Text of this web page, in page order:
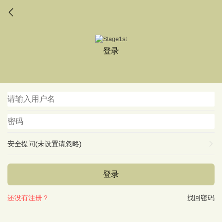
登录
安全提问(未设置请忽略)
登录
找回密码
还没有注册？